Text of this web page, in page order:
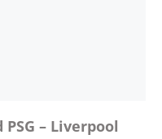
– Liverpool